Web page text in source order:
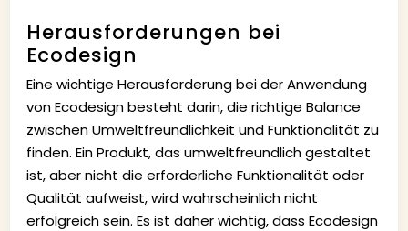
Herausforderungen bei
Ecodesign
Eine wichtige Herausforderung bei der Anwendung
von Ecodesign besteht darin, die richtige Balance
zwischen Umweltfreundlichkeit und Funktionalität zu
finden. Ein Produkt, das umweltfreundlich gestaltet
ist, aber nicht die erforderliche Funktionalität oder
Qualität aufweist, wird wahrscheinlich nicht
erfolgreich sein. Es ist daher wichtig, dass Ecodesign